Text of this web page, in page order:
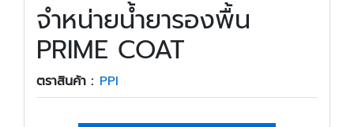
จำหน่ายน้ำยารองพื้น
PRIME COAT
ตราสินค้า : PPI